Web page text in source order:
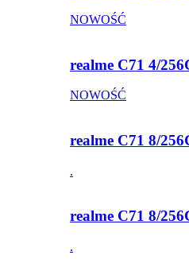
NOWOŚĆ
realme C71 4/
NOWOŚĆ
realme C71 8/
.
realme C71 8/
.